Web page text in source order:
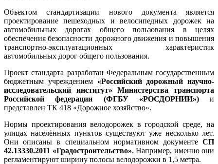
Объектом стандартизации нового документа является
проектирование пешеходных и велосипедных дорожек на
автомобильных дорогах общего пользования в целях
обеспечения безопасности дорожного движения и повышения
транспортно-эксплуатационных характеристик
автомобильных дорог общего пользования.
Проект стандарта разработан Федеральным государственным
бюджетным учреждением «Российский дорожный научно-
исследовательский институт» Министерства транспорта
Российской федерации (ФГБУ «РОСДОРНИИ»)и
представлен ТК 418 «Дорожное хозяйство».
Нормы проектирования велодорожек в городской среде, на
улицах населённых пунктов существуют уже несколько лет.
Они описаны в специальном нормативном документе СП
42.13330.2011 «Градостроительство». Например, именно они
регламентируют ширину полосы велодорожки в 1,5 метра.